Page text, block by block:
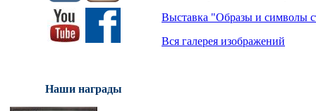
Наши награды
Выставка "Образы и символы
Вся галерея изображений